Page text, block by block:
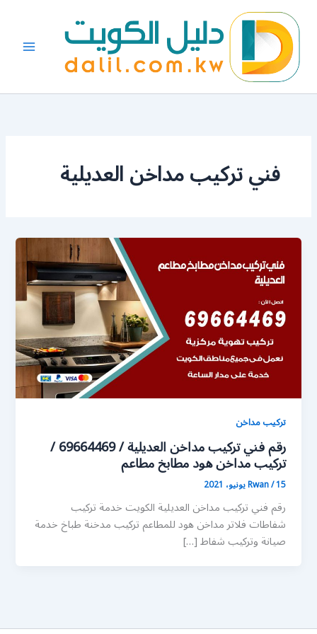
المحتوى
فني تركيب مداخن العديلية
تركيب مداخن
رقم فني تركيب مداخن العديلية / 69664469 /
تركيب مداخن هود مطابخ مطاعم
Rwan/15 يونيو، 2021
رقم فني تركيب مداخن العديلية الكويت خدمة تركيب
شفاطات فلاتر مداخن هود للمطاعم تركيب مدخنة طباخ خدمة
صيانة وتركيب شفاط […]